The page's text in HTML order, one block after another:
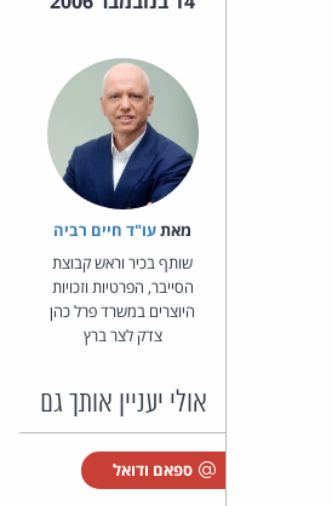
מאת‏עו"ד חיים רביה
שותף בכיר וראש קבוצת
הסייבר, הפרטיות וזכויות
היוצרים במשרד פרל כהן
צדק לצר ברץ
אולי יעניין אותך גם
ספאם ודואל